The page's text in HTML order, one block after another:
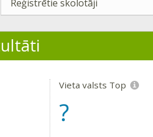
Reģistrētie skolotāji
Vieta valsts Top
?